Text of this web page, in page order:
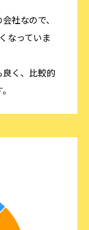
社なので、
なっていま
良く、比較的